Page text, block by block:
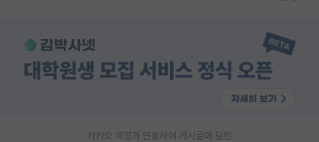
카카오 계정과 연동하여 게시글에 달린